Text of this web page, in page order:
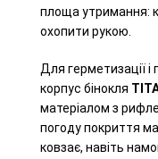
площа утримання:
охопити рукою.
Для герметизації і
корпус бінокля
матеріалом з
погоду покриття
ковзає, навіть